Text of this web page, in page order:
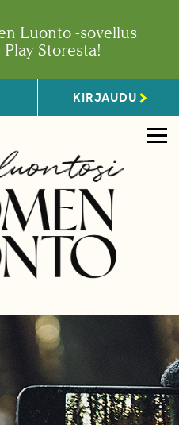
Luonto -sovellus
Storesta!
KIRJAUDU